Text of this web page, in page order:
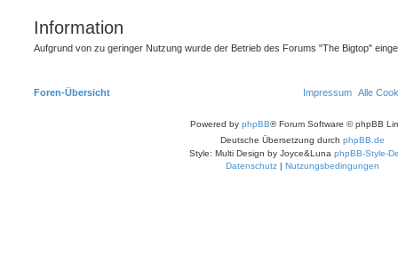
Information
Aufgrund von zu geringer Nutzung wurde der Betrieb des Forums "The Bigtop"
Foren-Übersicht Alle
Impressum
Powered by phpBB® Forum Software © phpBB
Deutsche Übersetzung durch phpBB.de
Style: Multi Design by Joyce&Luna phpBB-Style-
Datenschutz | Nutzungsbedingungen